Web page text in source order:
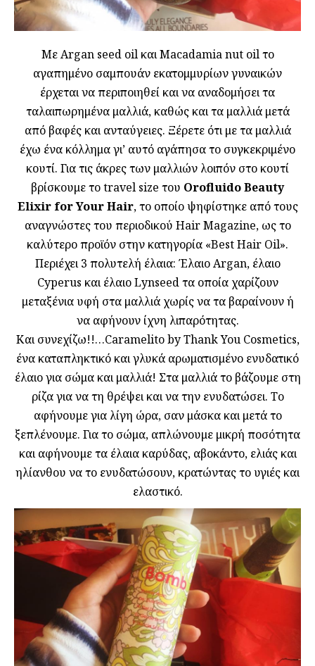
Mε Argan seed oil και Macadamia nut oil το
αγαπημένο σαμπουάν εκατομμυρίων γυναικών
έρχεται να περιποιηθεί και να αναδομήσει τα
ταλαιπωρημένα μαλλιά, καθώς και τα μαλλιά μετά
από βαφές και ανταύγειες. Ξέρετε ότι με τα μαλλιά
έχω ένα κόλλημα γι’ αυτό αγάπησα το συγκεκριμένο
κουτί. Για τις άκρες των μαλλιών λοιπόν στο κουτί
βρίσκουμε το travel size του Orofluido Beauty
Elixir for Your Hair, το οποίο ψηφίστηκε από τους
αναγνώστες του περιοδικού Hair Magazine, ως το
καλύτερο προϊόν στην κατηγορία «Best Hair Oil».
Περιέχει 3 πολυτελή έλαια: Έλαιο Argan, έλαιο
Cyperus και έλαιο Lynseed τα οποία χαρίζουν
μεταξένια υφή στα μαλλιά χωρίς να τα βαραίνουν ή
να αφήνουν ίχνη λιπαρότητας.
Και συνεχίζω!!…Caramelito by Thank You Cosmetics,
ένα καταπληκτικό και γλυκά αρωματισμένο ενυδατικό
έλαιο για σώμα και μαλλιά! Στα μαλλιά το βάζουμε στη
ρίζα για να τη θρέψει και να την ενυδατώσει. Το
αφήνουμε για λίγη ώρα, σαν μάσκα και μετά το
ξεπλένουμε. Για το σώμα, απλώνουμε μικρή ποσότητα
και αφήνουμε τα έλαια καρύδας, αβοκάντο, ελιάς και
ηλίανθου να το ενυδατώσουν, κρατώντας το υγιές και
ελαστικό.